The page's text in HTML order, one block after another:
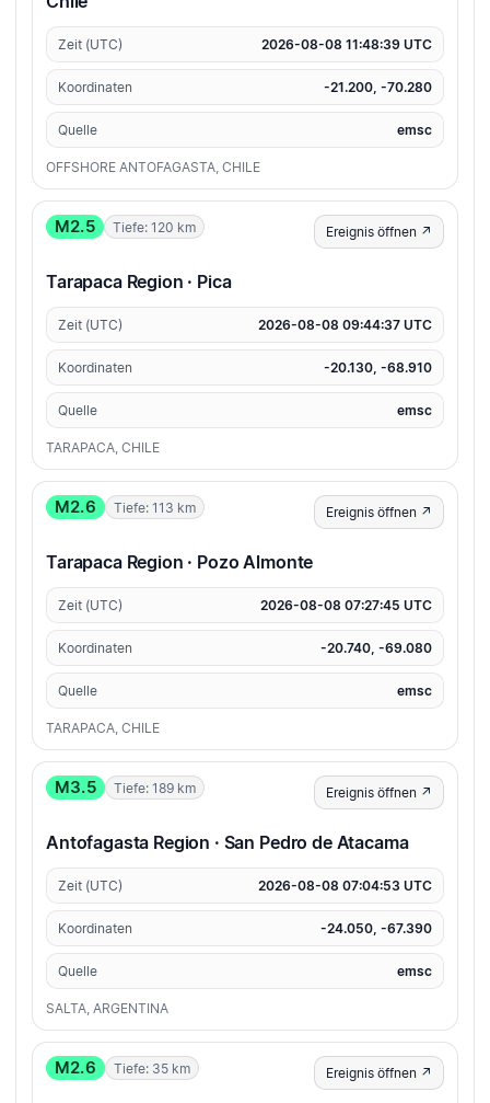
Zeit (UTC) 2026-08-08 11:48:39 UTC
Koordinaten -21.200, -70.280
Quelle emsc
OFFSHORE ANTOFAGASTA, CHILE
M2.5 Tiefe: 120 km Ereignis öffnen ↗
Tarapaca Region · Pica
Zeit (UTC) 2026-08-08 09:44:37 UTC
Koordinaten -20.130, -68.910
Quelle emsc
TARAPACA, CHILE
M2.6 Tiefe: 113 km Ereignis öffnen ↗
Tarapaca Region · Pozo Almonte
Zeit (UTC) 2026-08-08 07:27:45 UTC
Koordinaten -20.740, -69.080
Quelle emsc
TARAPACA, CHILE
M3.5 Tiefe: 189 km Ereignis öffnen ↗
Antofagasta Region · San Pedro de Atacama
Zeit (UTC) 2026-08-08 07:04:53 UTC
Koordinaten -24.050, -67.390
Quelle emsc
SALTA, ARGENTINA
M2.6 Tiefe: 35 km Ereignis öffnen ↗